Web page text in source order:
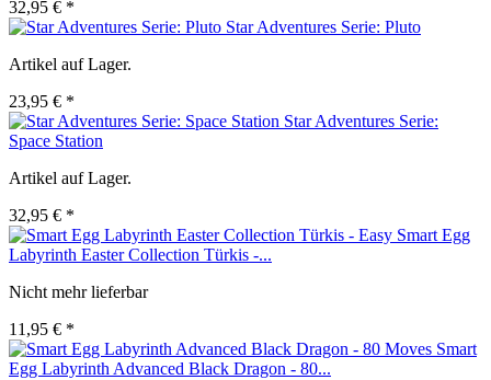
32,95 € *
Star Adventures Serie: Pluto
Artikel auf Lager.
23,95 € *
Star Adventures Serie:
Space Station
Artikel auf Lager.
32,95 € *
Smart Egg
Labyrinth Easter Collection Türkis -...
Nicht mehr lieferbar
11,95 € *
Smart
Egg Labyrinth Advanced Black Dragon - 80...